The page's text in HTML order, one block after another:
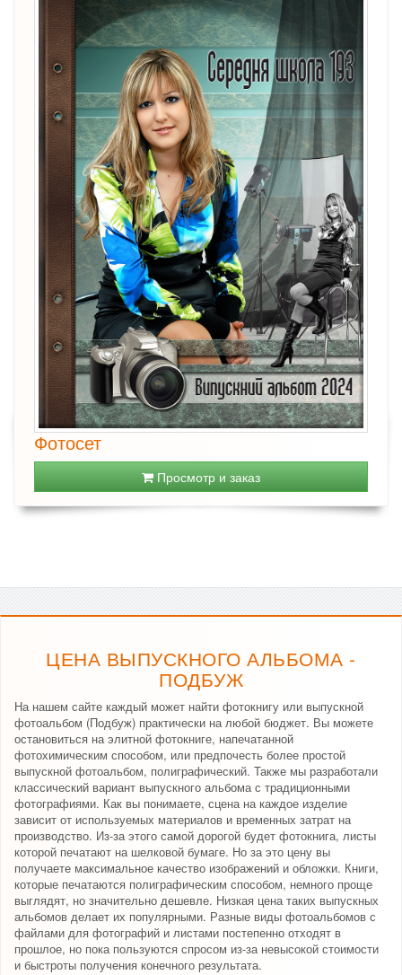
Фотосет
Просмотр и заказ
ЦЕНА ВЫПУСКНОГО АЛЬБОМА -
ПОДБУЖ
На нашем сайте каждый может найти фотокнигу или выпускной
фотоальбом (Подбуж) практически на любой бюджет. Вы можете
остановиться на элитной фотокниге, напечатанной
фотохимическим способом, или предпочесть более простой
выпускной фотоальбом, полиграфический. Также мы разработали
классический вариант выпускного альбома с традиционными
фотографиями. Как вы понимаете, сцена на каждое изделие
зависит от используемых материалов и временных затрат на
производство. Из-за этого самой дорогой будет фотокнига, листы
которой печатают на шелковой бумаге. Но за это цену вы
получаете максимальное качество изображений и обложки. Книги,
которые печатаются полиграфическим способом, немного проще
выглядят, но значительно дешевле. Низкая цена таких выпускных
альбомов делает их популярными. Разные виды фотоальбомов с
файлами для фотографий и листами постепенно отходят в
прошлое, но пока пользуются спросом из-за невысокой стоимости
и быстроты получения конечного результата.